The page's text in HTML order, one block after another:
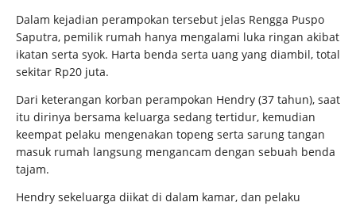
Dalam kejadian perampokan tersebut jelas Rengga Puspo
Saputra, pemilik rumah hanya mengalami luka ringan akibat
ikatan serta syok. Harta benda serta uang yang diambil, total
sekitar Rp20 juta.
Dari keterangan korban perampokan Hendry (37 tahun), saat
itu dirinya bersama keluarga sedang tertidur, kemudian
keempat pelaku mengenakan topeng serta sarung tangan
masuk rumah langsung mengancam dengan sebuah benda
tajam.
Hendry sekeluarga diikat di dalam kamar, dan pelaku